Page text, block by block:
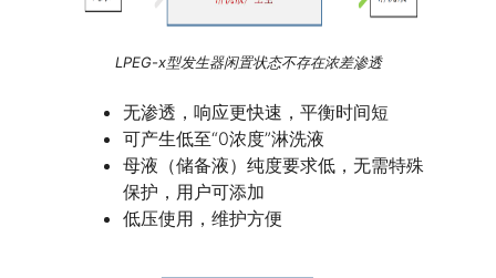
LPEG-x型发生器闲置状态不存在浓差渗透
无渗透，响应更快速，平衡时间短
可产生低至“0浓度”淋洗液
母液（储备液）纯度要求低，无需特殊
保护，用户可添加
低压使用，维护方便